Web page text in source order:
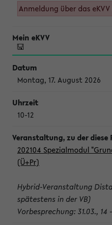
Anmeldung über das
Montag, 17. August 2026
10-12
202104 Spezialmodul
(Ü+Pr)
Hybrid-Veranstaltung
spätestens in der VB)
Vorbesprechung: 31.03., 14